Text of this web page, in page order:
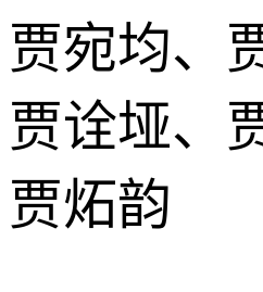
贾宛均、
贾诠垭、
贾炻韵